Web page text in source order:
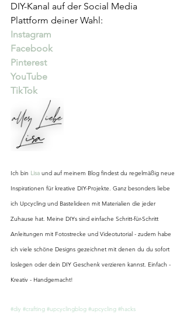
DIY-Kanal auf der Social Media
Plattform deiner Wahl:
Instagram
Facebook
Pinterest
YouTube
TikTok
Ich bin Lisa und auf meinem Blog findest du regelmäßig neue
Inspirationen für kreative DIY-Projekte. Ganz besonders liebe
ich Upcycling und Bastelideen mit Materialien die jeder
Zuhause hat. Meine DIYs sind einfache Schritt-für-Schritt
Anleitungen mit Fotostrecke und Videotutorial - zudem habe
ich viele schöne Designs gezeichnet mit denen du du sofort
loslegen oder dein DIY Geschenk verzieren kannst. Einfach -
Kreativ - Handgemacht!
#diy #crafting #upcyclingblog #upcycling #hacks